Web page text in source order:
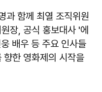
과 함께 최열 조직위원
장, 공식 홍보대사 '에
배우 등 주요 인사들
향한 영화제의 시작을